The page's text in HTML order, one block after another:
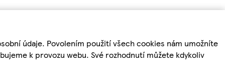
údaje. Povolením použití všech cookies nám umožníte
k provozu webu. Své rozhodnutí můžete kdykoliv